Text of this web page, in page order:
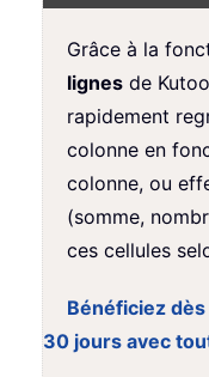
Grâce à la
lignes de
rapidement
colonne en
colonne, ou
(somme,
ces cellules
Bénéficiez
30 jours avec